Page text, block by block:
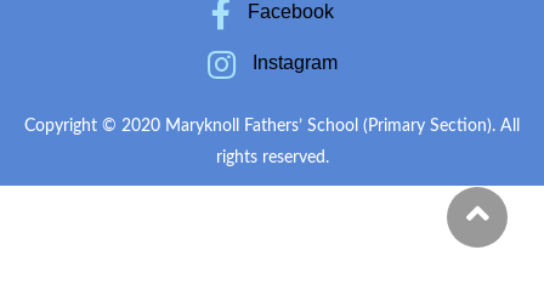
Facebook
Instagram
Copyright © 2020 Maryknoll Fathers’ School (Primary Section). All
rights reserved.